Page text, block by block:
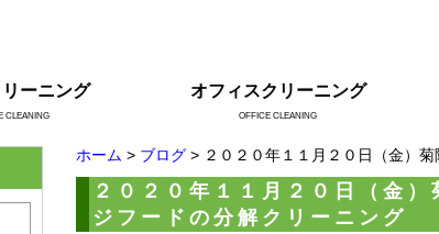
ーニング
CLEANING
オフィスクリーニング
OFFICE CLEANING
ホーム > ブログ > ２０２０年１１月２０日（金）
２０２０年１１月２０日（金
ジフードの分解クリーニング